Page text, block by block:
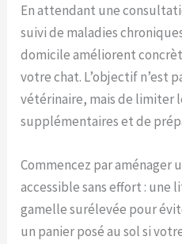
En attendant une
suivi de maladies
domicile améliorent
votre chat. L’objectif n’est
vétérinaire, mais de limiter
supplémentaires et de
Commencez par aménager
accessible sans effort : une
gamelle surélevée pour
un panier posé au sol si